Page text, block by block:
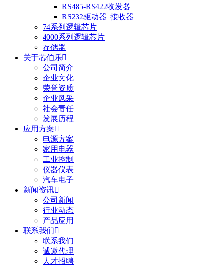
RS485-RS422收发器
RS232驱动器_接收器
74系列逻辑芯片
4000系列逻辑芯片
存储器
关于芯伯乐
公司简介
企业文化
荣誉资质
企业风采
社会责任
发展历程
应用方案
电源方案
家用电器
工业控制
仪器仪表
汽车电子
新闻资讯
公司新闻
行业动态
产品应用
联系我们
联系我们
诚邀代理
人才招聘